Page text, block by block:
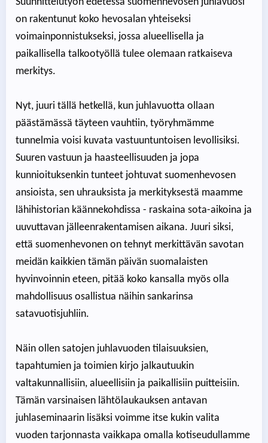
on rakentunut koko hevosalan yhteiseksi
voimainponnistukseksi, jossa alueellisella ja
paikallisella talkootyöllä tulee olemaan ratkaiseva
merkitys.
Nyt, juuri tällä hetkellä, kun juhlavuotta ollaan
päästämässä täyteen vauhtiin, työryhmämme
tunnelmia voisi kuvata vastuuntuntoisen levollisiksi.
Suuren vastuun ja haasteellisuuden ja jopa
kunnioituksenkin tunteet johtuvat suomenhevosen
ansioista, sen uhrauksista ja merkityksestä maamme
lähihistorian käännekohdissa - raskaina sota-aikoina ja
uuvuttavan jälleenrakentamisen aikana. Juuri siksi,
että suomenhevonen on tehnyt merkittävän savotan
meidän kaikkien tämän päivän suomalaisten
hyvinvoinnin eteen, pitää koko kansalla myös olla
mahdollisuus osallistua näihin sankarinsa
satavuotisjuhliin.
Näin ollen satojen juhlavuoden tilaisuuksien,
tapahtumien ja toimien kirjo jalkautuukin
valtakunnallisiin, alueellisiin ja paikallisiin puitteisiin.
Tämän varsinaisen lähtölaukauksen antavan
juhlaseminaarin lisäksi voimme itse kukin valita
vuoden tarjonnasta vaikkapa omalla kotiseudullamme